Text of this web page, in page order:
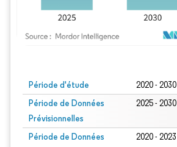
Période d'étude 2020 - 2030
Période de Données
Prévisionnelles
2025 - 2030
Période de Données
2020 - 2023